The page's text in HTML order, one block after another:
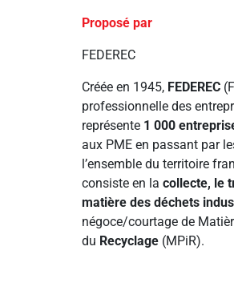
Proposé par
FEDEREC
Créée en 1945, FEDEREC
professionnelle des
représente 1 000
aux PME en passant par
l’ensemble du territoire
consiste en la collecte, le
matière des déchets
négoce/courtage de
du Recyclage (MPiR).